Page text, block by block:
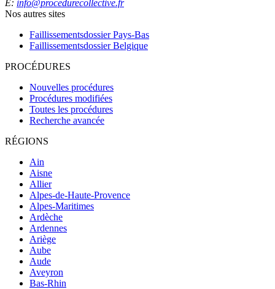
E: info@procedurecollective.fr
Nos autres sites
Faillissementsdossier Pays-Bas
Faillissementsdossier Belgique
PROCÉDURES
Nouvelles procédures
Procédures modifiées
Toutes les procédures
Recherche avancée
RÉGIONS
Ain
Aisne
Allier
Alpes-de-Haute-Provence
Alpes-Maritimes
Ardèche
Ardennes
Ariège
Aube
Aude
Aveyron
Bas-Rhin